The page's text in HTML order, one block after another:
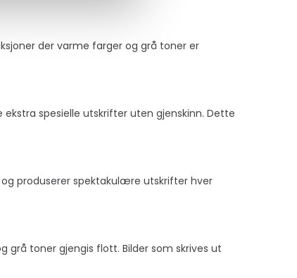
der varme farger og grå toner er
spesielle utskrifter uten gjenskinn. Dette
produserer spektakulære utskrifter hver
toner gjengis flott. Bilder som skrives ut